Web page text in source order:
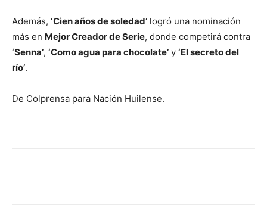
Además, ‘Cien años de soledad’ logró una nominación
más en Mejor Creador de Serie, donde competirá contra
‘Senna’, ‘Como agua para chocolate’ y ‘El secreto del
río’.
De Colprensa para Nación Huilense.